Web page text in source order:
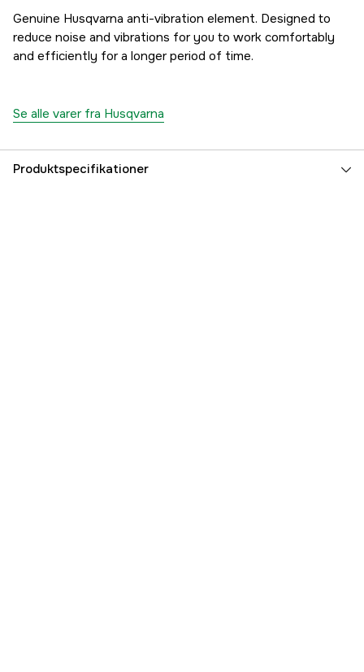
Genuine Husqvarna anti-vibration element. Designed to
reduce noise and vibrations for you to work comfortably
and efficiently for a longer period of time.
Se alle varer fra Husqvarna
Produktspecifikationer